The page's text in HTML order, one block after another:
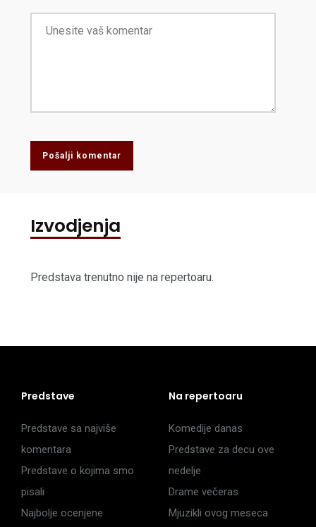
Pošalji komentar
Izvodjenja
Predstava trenutno nije na repertoaru.
Predstave
Predstave sa najviše
komentara
Predstave o kojima smo
pisali
Najbolje ocenjene
Na repertoaru
Komedije danas
Predstave za decu ove
nedelje
Drame večeras
Mjuzikli ovog meseca